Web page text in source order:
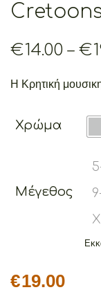
€14.00 – €
Η Κρητική
Χρώμα
Μέγεθος
€19.00